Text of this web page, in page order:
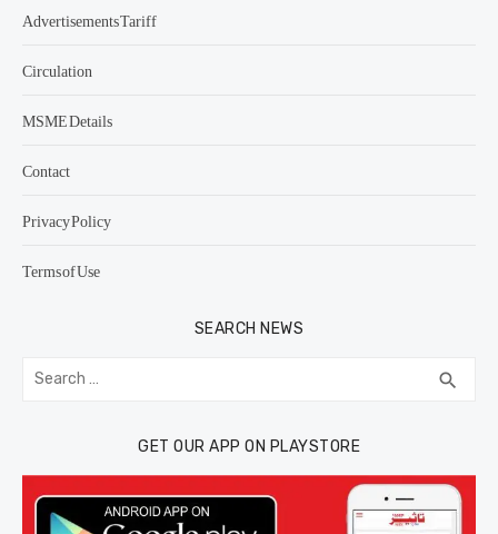
Advertisements Tariff
Circulation
MSME Details
Contact
Privacy Policy
Terms of Use
SEARCH NEWS
Search
for: search
GET OUR APP ON PLAYSTORE